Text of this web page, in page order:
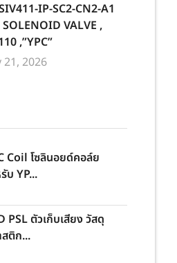
IP-SC2-CN2-A1
VALVE ,
,”YPC”
21, 2026
Coil โซลินอยด์คอล์ย
บ YP...
PSL ตัวเก็บเสียง วัสดุ
ติก...